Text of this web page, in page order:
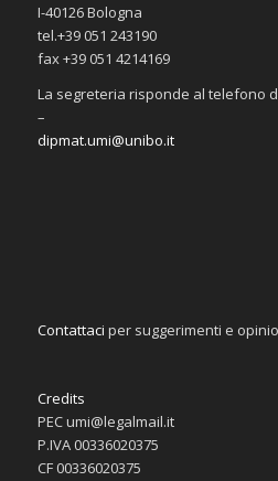
I-40126 Bologna
tel.+39 051 243190
fax +39 051 4214169
La segreteria risponde al telefono
–
dipmat.umi@unibo.it
Contattaci per suggerimenti e
Credits
PEC umi@legalmail.it
P.IVA 00336020375
CF 00336020375